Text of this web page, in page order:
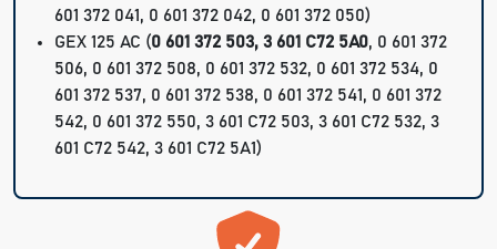
601 372 041, 0 601 372 042, 0 601 372 050)
GEX 125 AC (0 601 372 503, 3 601 C72 5A0, 0 601 372
506, 0 601 372 508, 0 601 372 532, 0 601 372 534, 0
601 372 537, 0 601 372 538, 0 601 372 541, 0 601 372
542, 0 601 372 550, 3 601 C72 503, 3 601 C72 532, 3
601 C72 542, 3 601 C72 5A1)